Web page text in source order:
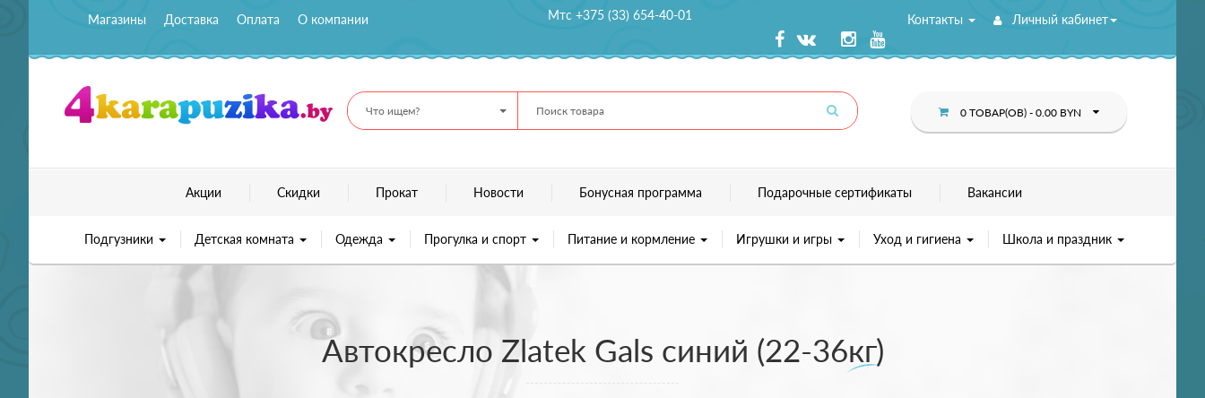
Магазины Доставка Оплата О компании Мтс +375 (33) 654-40-01 Контакты Личный кабинет
Что ищем? 0 ТОВАР(ОВ) - 0.00 BYN
Акции Скидки Прокат Новости Бонусная программа Подарочные сертификаты Вакансии
Подгузники Детская комната Одежда Прогулка и спорт Питание и кормление Игрушки и игры Уход и гигиена Школа и праздник
Автокресло Zlatek Gals синий (22-36кг)